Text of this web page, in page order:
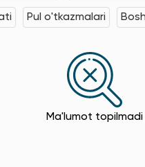
Pul o'tkazmalari
Ma'lumot topilmadi